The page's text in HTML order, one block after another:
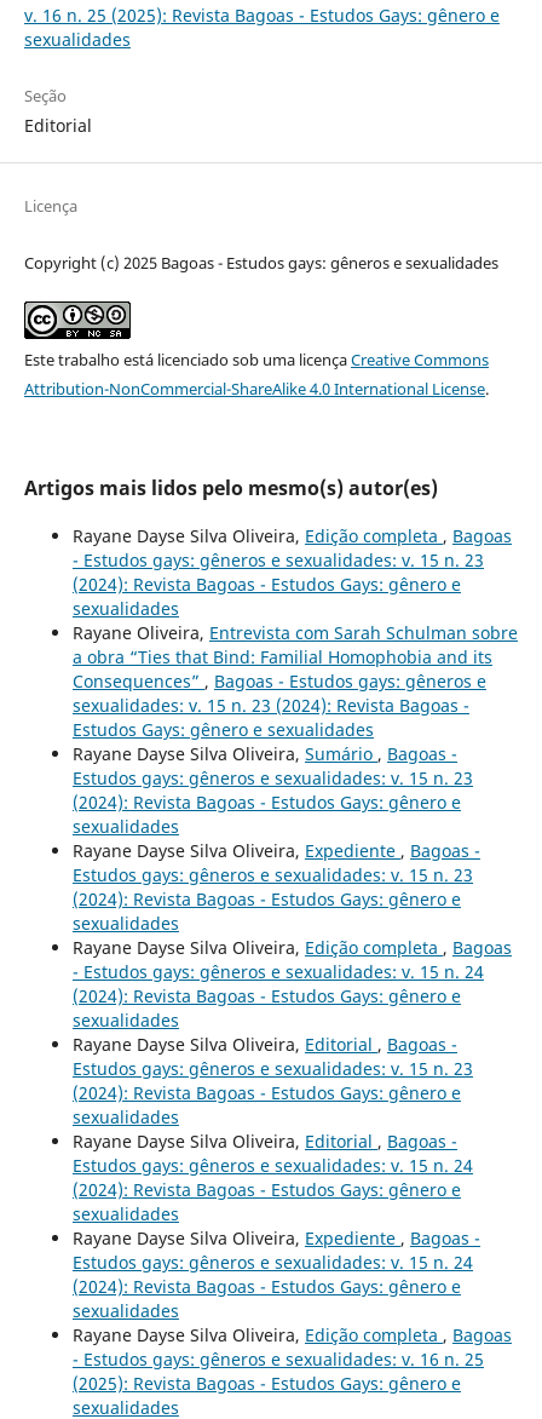
v. 16 n. 25 (2025): Revista Bagoas - Estudos Gays: gênero e
sexualidades
Seção
Editorial
Licença
Copyright (c) 2025 Bagoas - Estudos gays: gêneros e sexualidades
Este trabalho está licenciado sob uma licençaCreative Commons
Attribution-NonCommercial-ShareAlike 4.0 International License.
Artigos mais lidos pelo mesmo(s) autor(es)
Rayane Dayse Silva Oliveira, Edição completa , Bagoas
- Estudos gays: gêneros e sexualidades: v. 15 n. 23
(2024): Revista Bagoas - Estudos Gays: gênero e
sexualidades
Rayane Oliveira, Entrevista com Sarah Schulman sobre
a obra “Ties that Bind: Familial Homophobia and its
Consequences” , Bagoas - Estudos gays: gêneros e
sexualidades: v. 15 n. 23 (2024): Revista Bagoas -
Estudos Gays: gênero e sexualidades
Rayane Dayse Silva Oliveira, Sumário , Bagoas -
Estudos gays: gêneros e sexualidades: v. 15 n. 23
(2024): Revista Bagoas - Estudos Gays: gênero e
sexualidades
Rayane Dayse Silva Oliveira, Expediente , Bagoas -
Estudos gays: gêneros e sexualidades: v. 15 n. 23
(2024): Revista Bagoas - Estudos Gays: gênero e
sexualidades
Rayane Dayse Silva Oliveira, Edição completa , Bagoas
- Estudos gays: gêneros e sexualidades: v. 15 n. 24
(2024): Revista Bagoas - Estudos Gays: gênero e
sexualidades
Rayane Dayse Silva Oliveira, Editorial , Bagoas -
Estudos gays: gêneros e sexualidades: v. 15 n. 23
(2024): Revista Bagoas - Estudos Gays: gênero e
sexualidades
Rayane Dayse Silva Oliveira, Editorial , Bagoas -
Estudos gays: gêneros e sexualidades: v. 15 n. 24
(2024): Revista Bagoas - Estudos Gays: gênero e
sexualidades
Rayane Dayse Silva Oliveira, Expediente , Bagoas -
Estudos gays: gêneros e sexualidades: v. 15 n. 24
(2024): Revista Bagoas - Estudos Gays: gênero e
sexualidades
Rayane Dayse Silva Oliveira, Edição completa , Bagoas
- Estudos gays: gêneros e sexualidades: v. 16 n. 25
(2025): Revista Bagoas - Estudos Gays: gênero e
sexualidades